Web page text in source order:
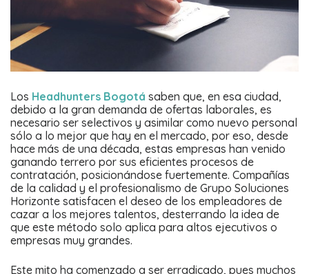
Los Headhunters Bogotá saben que, en esa ciudad,
debido a la gran demanda de ofertas laborales, es
necesario ser selectivos y asimilar como nuevo personal
sólo a lo mejor que hay en el mercado, por eso, desde
hace más de una década, estas empresas han venido
ganando terrero por sus eficientes procesos de
contratación, posicionándose fuertemente. Compañías
de la calidad y el profesionalismo de Grupo Soluciones
Horizonte satisfacen el deseo de los empleadores de
cazar a los mejores talentos, desterrando la idea de
que este método solo aplica para altos ejecutivos o
empresas muy grandes.
Este mito ha comenzado a ser erradicado, pues muchos